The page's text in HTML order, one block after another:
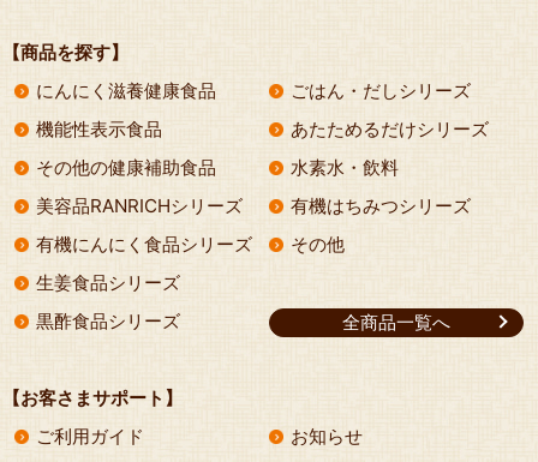
【商品を探す】
にんにく滋養健康食品
ごはん・だしシリーズ
機能性表示食品
あたためるだけシリーズ
その他の健康補助食品
水素水・飲料
美容品RANRICHシリーズ
有機はちみつシリーズ
有機にんにく食品シリーズ
その他
生姜食品シリーズ
黒酢食品シリーズ
全商品一覧へ
【お客さまサポート】
ご利用ガイド
お知らせ